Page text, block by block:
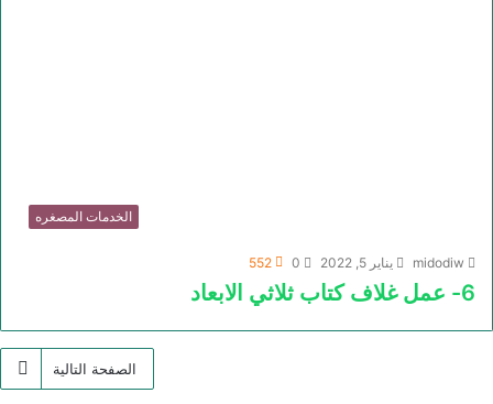
الخدمات المصغره
midodiw يناير 5, 2022 0
552
6- عمل غلاف كتاب ثلاثي الابعاد
الصفحة التالية